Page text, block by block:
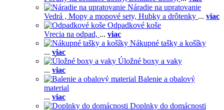
Náradie na upratovanie
Vedrá , Mopy a mopové sety, Hubky a drôtenky ... viac
Odpadkové koše
Vrecia na odpad, ... viac
Nákupné tašky a košíky
... viac
Úložné boxy a vaky
... viac
Balenie a obalový
material
... viac
Doplnky do domácnosti